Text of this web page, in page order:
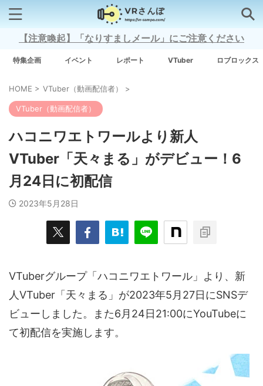
検索はコチラから
Grow A Garden（庭を成長させる）
Fortnite HMD HoloModels Music NEWS
PR/提供 Roblox Steam TGS VRChat
にじさんじ アウトドア
【注意喚起】「なりすましメール」にご注意ください
特集企画 イベント レポート VTuber ロブロックス
HOME > VTuber（動画配信者） >
VTuber（動画配信者）
ハコニワエトワールより新人
VTuber「天々まる」がデビュー！6
月24日に初配信
2023年5月28日
VTuberグループ「ハコニワエトワール」より、新
人VTuber「天々まる」が2023年5月27日にSNSデ
ビューしました。また6月24日21:00にYouTubeに
て初配信を実施します。